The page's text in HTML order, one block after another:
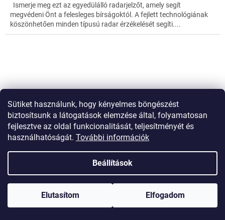
Sütiket használunk, hogy kényelmes böngészést
biztosítsunk a látogatások elemzése által, folyamatosan
fejlesztve az oldal funkcionalitását, teljesítményét és
használhatóságát. További információk
Beállítások
Elutasítom Elfogadom
Ismerje meg ezt az egyedülálló radarjelzőt, amely segít
megvédeni Önt a felesleges bírságoktól. A fejlett technológiának
köszönhetően minden típusú radar érzékelését segíti....
Rejtett mini kamera éjjellátó funkcióval - kém kamera